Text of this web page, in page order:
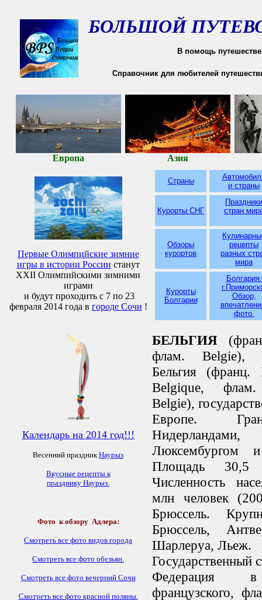
БОЛЬШОЙ
В помощь
Справочник для любителей
Европа Азия
Первые Олимпийские зимние
игры в истории России станут
XXII Олимпийскими зимними
играми
и будут проходить с 7 по 23
февраля 2014 года в городе Сочи !
Календарь на 2014год!!!
Весенний праздникНаурыз
Вкусные рецепты к
празднику Наурыз.
Фото к обзору Адлера:
Смотреть все фото видов города
Смотреть все фото обезьян.
Смотреть все фото вечерний Сочи
Смотреть все фото красной поляны.
Страны
и страны
Курорты СНГ
Праздники
стран
Обзоры
курортов
рецепты
разных
мира
Курорты
Болгарии
Болгария.
Обзор,
фото.
БЕЛЬГИЯ
флам. Belgie),
Бельгия (франц.
Belgique,
Belgie),
Европе.
Нидерландами,
Люксембургом
Площадь
Численность
млн человек
Брюссель.
Брюссель,
Шарлеруа, Льеж.
Государственный
Федерация
французского,